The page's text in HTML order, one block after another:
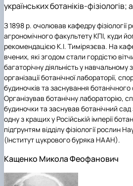
українських ботаніків-
З 1898 р. очолював кафедру фізіології
агрономічного факультету КПІ, куди
рекомендацією К.І. Тимірязєва. На
вчених, які згодом стали гордістю
багаторічну діяльність у навчальному
організації ботанічної лабораторії,
будиночків та заснування
Організував ботанічну лабораторію,
будиночки та заснував ботанічний
одну з кращих у Російській імперії
підґрунтям відділу фізіології рослин
(Інститут цукрового буряка НААН).
Кащенко Микола Феофанович